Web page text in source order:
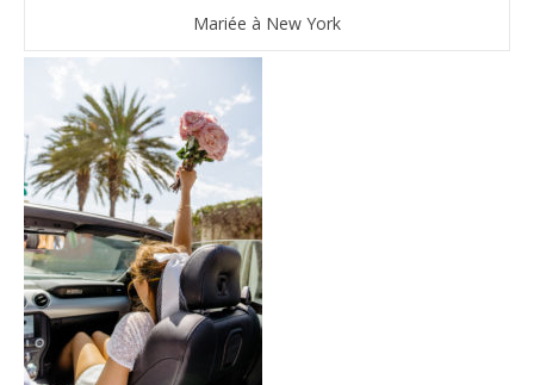
Mariée à New York